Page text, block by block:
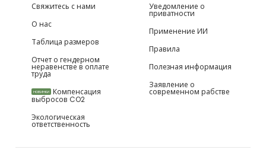
Свяжитесь с нами
О нас
Таблица размеров
Отчет о гендерном
неравенстве в оплате
труда
НОВИНКИ Компенсация
выбросов CO2
Экологическая
ответственность
Уведомление о
приватности
Применение ИИ
Правила
Полезная информация
Заявление о
современном рабстве